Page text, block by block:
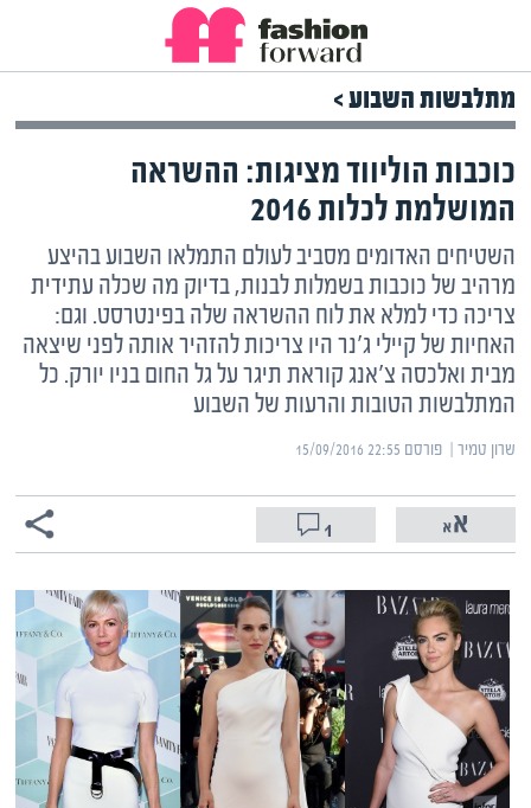
מתלבשות השבוע >
כוכבות הוליווד מציגות: ההשראה
המושלמת לכלות 2016
השטיחים האדומים מסביב לעולם התמלאו השבוע בהיצע
מרהיב של כוכבות בשמלות לבנות, בדיוק מה שכלה עתידית
צריכה כדי למלא את לוח ההשראה שלה בפינטרסט. וגם:
האחיות של קיילי ג'נר היו צריכות להזהיר אותה לפני שיצאה
מבית ואלכסה צ'אנג קוראת תיגר על גל החום בניו יורק. כל
המתלבשות הטובות והרעות של השבוע
שרון טמיר | ‏פורסם ‎15/09/2016 22:55
1